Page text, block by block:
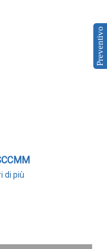
di più
Preventivo